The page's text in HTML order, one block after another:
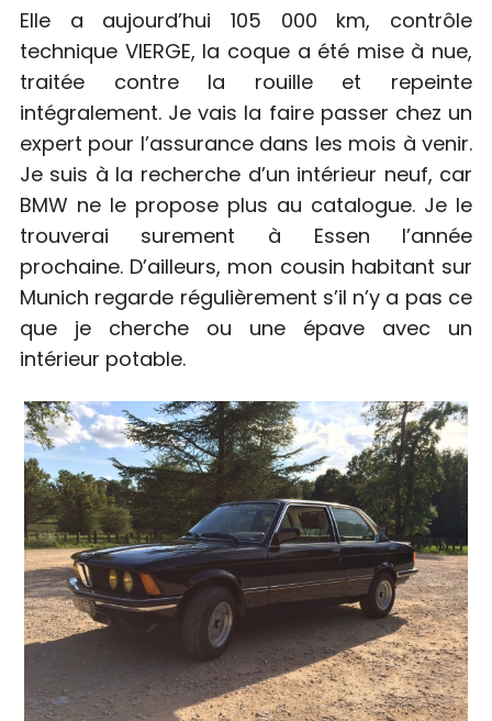
Elle a aujourd’hui 105 000 km, contrôle
technique VIERGE, la coque a été mise à nue,
traitée contre la rouille et repeinte
intégralement. Je vais la faire passer chez un
expert pour l’assurance dans les mois à venir.
Je suis à la recherche d’un intérieur neuf, car
BMW ne le propose plus au catalogue. Je le
trouverai surement à Essen l’année
prochaine. D’ailleurs, mon cousin habitant sur
Munich regarde régulièrement s’il n’y a pas ce
que je cherche ou une épave avec un
intérieur potable.